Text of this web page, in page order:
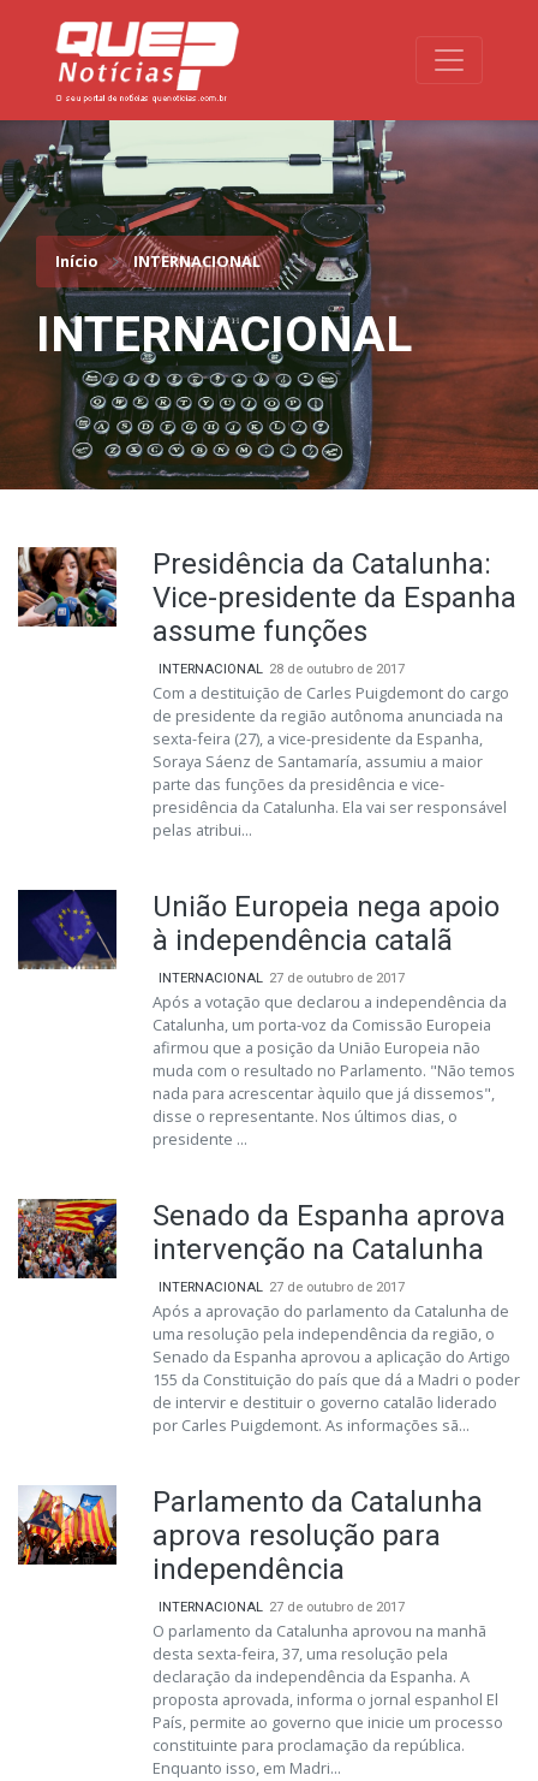
Toggle
Início INTERNACIONAL
INTERNACIONAL
Presidência da Catalunha:
Vice-presidente da Espanha
assume funções
INTERNACIONAL 28 de outubro de 2017
Com a destituição de Carles Puigdemont do cargo
de presidente da região autônoma anunciada na
sexta-feira (27), a vice-presidente da Espanha,
Soraya Sáenz de Santamaría, assumiu a maior
parte das funções da presidência e vice-
presidência da Catalunha. Ela vai ser responsável
pelas atribui...
União Europeia nega apoio
à independência catalã
INTERNACIONAL 27 de outubro de 2017
Após a votação que declarou a independência da
Catalunha, um porta-voz da Comissão Europeia
afirmou que a posição da União Europeia não
muda com o resultado no Parlamento. "Não temos
nada para acrescentar àquilo que já dissemos",
disse o representante. Nos últimos dias, o
presidente ...
Senado da Espanha aprova
intervenção na Catalunha
INTERNACIONAL 27 de outubro de 2017
Após a aprovação do parlamento da Catalunha de
uma resolução pela independência da região, o
Senado da Espanha aprovou a aplicação do Artigo
155 da Constituição do país que dá a Madri o poder
de intervir e destituir o governo catalão liderado
por Carles Puigdemont. As informações sã...
Parlamento da Catalunha
aprova resolução para
independência
INTERNACIONAL 27 de outubro de 2017
O parlamento da Catalunha aprovou na manhã
desta sexta-feira, 37, uma resolução pela
declaração da independência da Espanha. A
proposta aprovada, informa o jornal espanhol El
País, permite ao governo que inicie um processo
constituinte para proclamação da república.
Enquanto isso, em Madri...